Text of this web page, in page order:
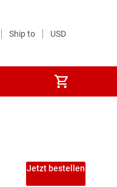
Jetzt bestellen